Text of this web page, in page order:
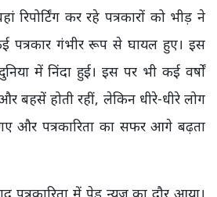
रिपोर्टिंग कर रहे पत्रकारों को भीड़ ने
पत्रकार गंभीर रूप से घायल हुए। इस
में निंदा हुई। इस पर भी कई वर्षों
बहसें होती रहीं, लेकिन धीरे-धीरे लोग
और पत्रकारिता का सफर आगे बढ़ता
पत्रकारिता में पेड न्यूज का दौर आया।